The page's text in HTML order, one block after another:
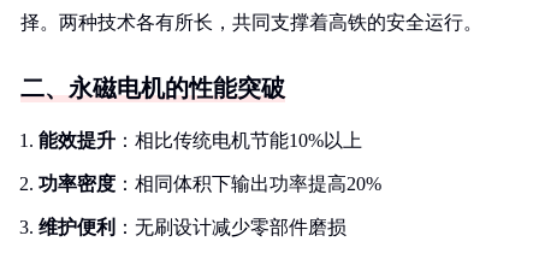
择。两种技术各有所长，共同支撑着高铁的安全运行。
二、永磁电机的性能突破
能效提升 ：相比传统电机节能10%以上
功率密度 ：相同体积下输出功率提高20%
维护便利 ：无刷设计减少零部件磨损